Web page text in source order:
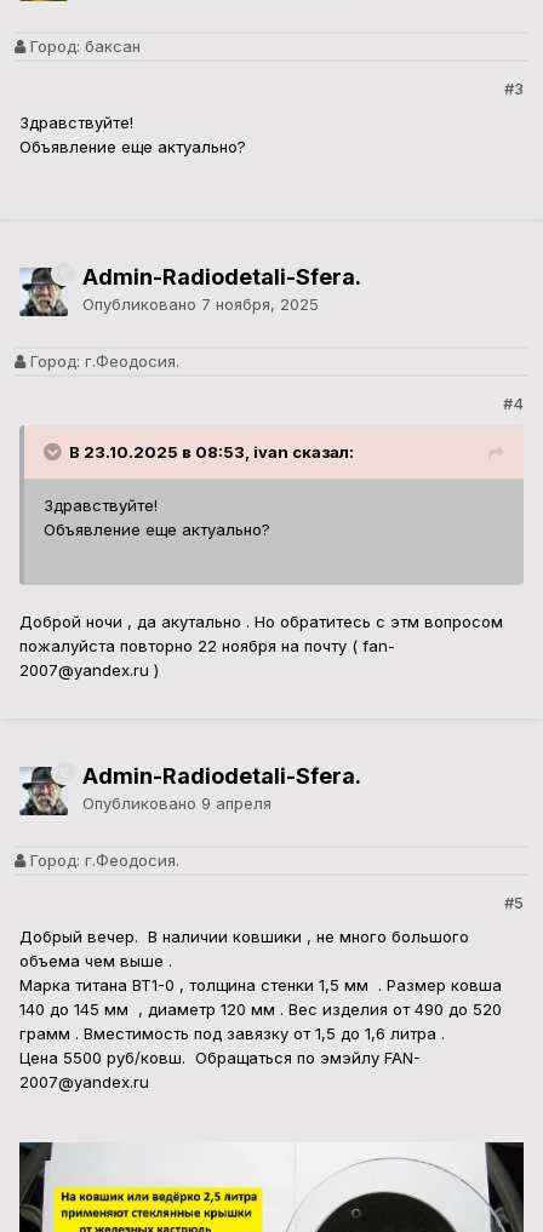
Город: баксан
#3
Здравствуйте!
Объявление еще актуально?
Admin-Radiodetali-Sfera.
Опубликовано 7 ноября, 2025
Город: г.Феодосия.
#4
В 23.10.2025 в 08:53, ivan сказал:
Здравствуйте!
Объявление еще актуально?
Доброй ночи , да акутально . Но обратитесь с этм вопросом
пожалуйста повторно 22 ноября на почту ( fan-
2007@yandex.ru )
Admin-Radiodetali-Sfera.
Опубликовано 9 апреля
Город: г.Феодосия.
#5
Добрый вечер. В наличии ковшики , не много большого
объема чем выше .
Марка титана ВТ1-0 , толщина стенки 1,5 мм . Размер ковша
140 до 145 мм , диаметр 120 мм . Вес изделия от 490 до 520
грамм . Вместимость под завязку от 1,5 до 1,6 литра .
Цена 5500 руб/ковш. Обращаться по эмэйлу FAN-
2007@yandex.ru